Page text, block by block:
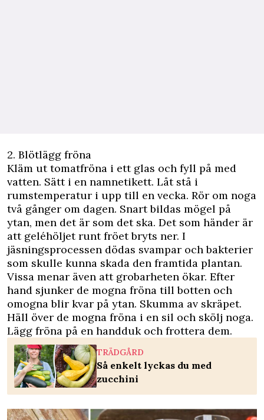
2. Blötlägg fröna
Kläm ut tomatfröna i ett glas och fyll på med
vatten. Sätt i en namnetikett. Låt stå i
rumstemperatur i upp till en vecka. Rör om noga
två gånger om dagen. Snart bildas mögel på
ytan, men det är som det ska. Det som händer är
att geléhöljet runt fröet bryts ner. I
jäsningsprocessen dödas svampar och bakterier
som skulle kunna skada den framtida plantan.
Vissa menar även att grobarheten ökar. Efter
hand sjunker de mogna fröna till botten och
omogna blir kvar på ytan. Skumma av skräpet.
Häll över de mogna fröna i en sil och skölj noga.
Lägg fröna på en handduk och frottera dem.
TRÄDGÅRD
Så enkelt lyckas du med
zucchini